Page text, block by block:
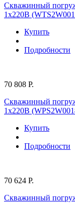
Скважинный
1х220В
Купить
Подробности
70 808 Р.
Скважинный
1х220В
Купить
Подробности
70 624 Р.
Скважинный